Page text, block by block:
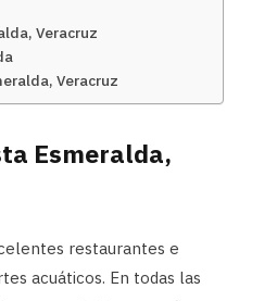
Veracruz
Veracruz
Esmeralda,
restaurantes e
acuáticos. En todas las